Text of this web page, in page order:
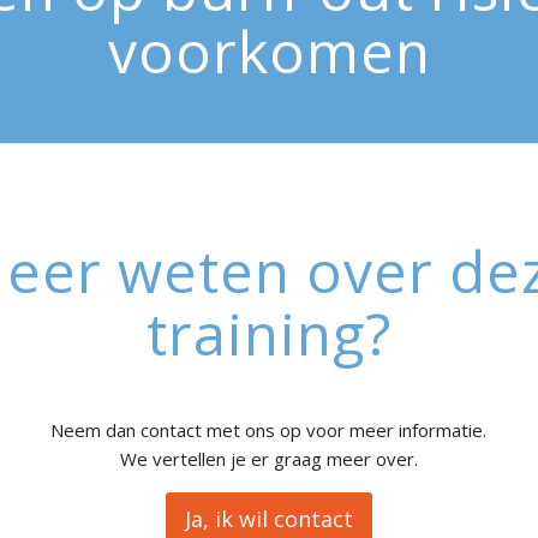
voorkomen
weten over
training?
Neem dan contact met ons op voor meer informatie.
We vertellen je er graag meer over.
Ja, ik wil contact